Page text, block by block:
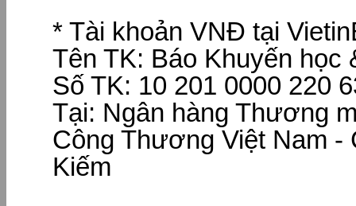
* Tài khoản VNĐ tại
Tên TK: Báo Khuyến học
Số TK: 10 201 0000 220
Tại: Ngân hàng Thương
Công Thương Việt Nam -
Kiếm